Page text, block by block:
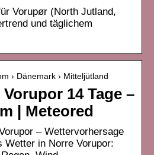
Vorupør (North Jutland,
und täglichem
› Dänemark › Mitteljütland
14 Tage –
| Meteored
– Wettervorhersage
Wetter in Norre Vorupor: